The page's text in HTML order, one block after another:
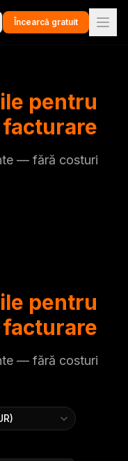
Încearcă gratuit
pentru
— fără costuri
pentru
— fără costuri